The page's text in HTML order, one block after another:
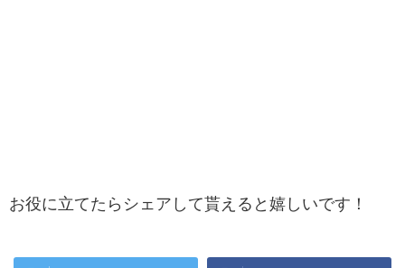
お役に立てたらシェアして貰えると嬉しいです！